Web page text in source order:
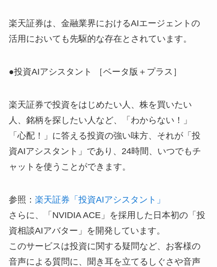
楽天証券は、金融業界におけるAIエージェントの
活用においても先駆的な存在とされています。
●投資AIアシスタント ［ベータ版＋プラス］
楽天証券で投資をはじめたい人、株を買いたい
人、銘柄を探したい人など、「わからない！」
「心配！」に答える投資の強い味方、それが「投
資AIアシスタント」であり、24時間、いつでもチ
ャットを使うことができます。
参照： 楽天証券「投資AIアシスタント」
さらに、「NVIDIA ACE」を採用した日本初の「投
資相談AIアバター」を開発しています。
このサービスは投資に関する疑問など、お客様の
音声による質問に、聞き耳を立てるしぐさや音声